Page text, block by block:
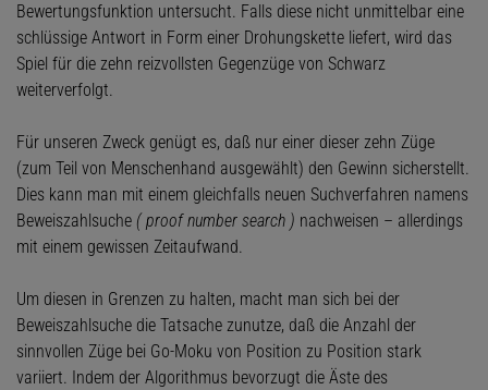
Bewertungsfunktion untersucht. Falls diese nicht unmittelbar eine
schlüssige Antwort in Form einer Drohungskette liefert, wird das
Spiel für die zehn reizvollsten Gegenzüge von Schwarz
weiterverfolgt.
Für unseren Zweck genügt es, daß nur einer dieser zehn Züge
(zum Teil von Menschenhand ausgewählt) den Gewinn sicherstellt.
Dies kann man mit einem gleichfalls neuen Suchverfahren namens
Beweiszahlsuche ( proof number search ) nachweisen – allerdings
mit einem gewissen Zeitaufwand.
Um diesen in Grenzen zu halten, macht man sich bei der
Beweiszahlsuche die Tatsache zunutze, daß die Anzahl der
sinnvollen Züge bei Go-Moku von Position zu Position stark
variiert. Indem der Algorithmus bevorzugt die Äste des